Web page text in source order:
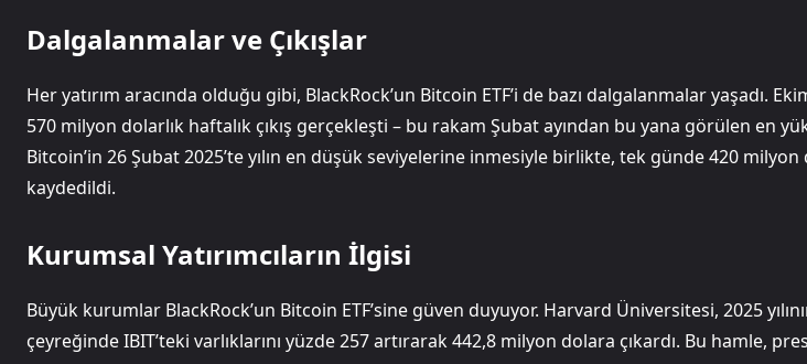
Dalgalanmalar ve Çıkışlar
Her yatırım aracında olduğu gibi, BlackRock’un Bitcoin ETF’i de bazı dalgalanmalar yaşadı.
570 milyon dolarlık haftalık çıkış gerçekleşti – bu rakam Şubat ayından bu yana görülen en
Bitcoin’in 26 Şubat 2025’te yılın en düşük seviyelerine inmesiyle birlikte, tek günde 420 milyon
kaydedildi.
Kurumsal Yatırımcıların İlgisi
Büyük kurumlar BlackRock’un Bitcoin ETF’sine güven duyuyor. Harvard Üniversitesi, 2025
çeyreğinde IBIT’teki varlıklarını yüzde 257 artırarak 442,8 milyon dolara çıkardı. Bu hamle,